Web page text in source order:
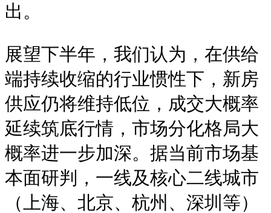
出。
展望下半年，我们认为，在供给
端持续收缩的行业惯性下，新房
供应仍将维持低位，成交大概率
延续筑底行情，市场分化格局大
概率进一步加深。据当前市场基
本面研判，一线及核心二线城市
（上海、北京、杭州、深圳等）